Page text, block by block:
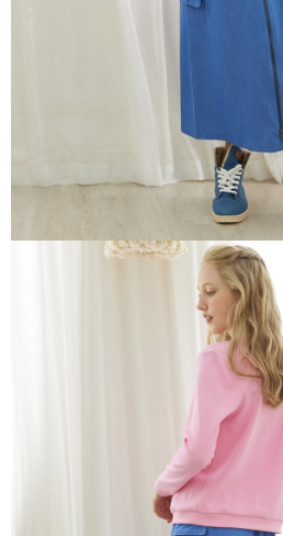
權轉讓予恩沛科技股份有限公司。
２．關於個人資料處理事宜，請瀏覽以下網
３．未成年的使用者請事先徵得法定代理人
「AFTEE先享後付」，若未經同意申辦者
４．使用「AFTEE先享後付」時，將依據
時審查核予不同之上限額度；若仍有額度不
請求用戶進行身份認證。
５．嚴禁一人註冊多個帳號或使用他人資訊
恩沛科技股份有限公司將有權停止該用戶之